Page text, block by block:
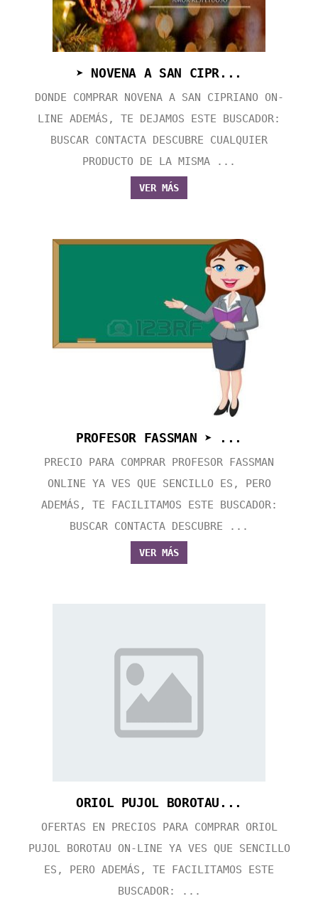
➤ NOVENA A SAN CIPR...
DONDE COMPRAR NOVENA A SAN CIPRIANO ON-
LINE ADEMÁS, TE DEJAMOS ESTE BUSCADOR:
BUSCAR CONTACTA DESCUBRE CUALQUIER
PRODUCTO DE LA MISMA ...
VER MÁS
PROFESOR FASSMAN ➤ ...
PRECIO PARA COMPRAR PROFESOR FASSMAN
ONLINE YA VES QUE SENCILLO ES, PERO
ADEMÁS, TE FACILITAMOS ESTE BUSCADOR:
BUSCAR CONTACTA DESCUBRE ...
VER MÁS
ORIOL PUJOL BOROTAU...
OFERTAS EN PRECIOS PARA COMPRAR ORIOL
PUJOL BOROTAU ON-LINE YA VES QUE SENCILLO
ES, PERO ADEMÁS, TE FACILITAMOS ESTE
BUSCADOR: ...